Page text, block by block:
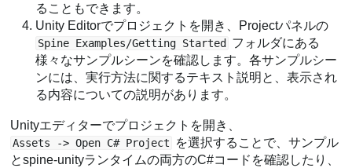
ることもできます。
Unity Editorでプロジェクトを開き、Projectパネルの
Spine Examples/Getting Started
フォルダにある
様々なサンプルシーンを確認します。各サンプルシー
ンには、実行方法に関するテキスト説明と、表示され
る内容についての説明があります。
Unityエディターでプロジェクトを開き、
Assets -> Open C# Project
を選択することで、サンプル
とspine-unityランタイムの両方のC#コードを確認したり、